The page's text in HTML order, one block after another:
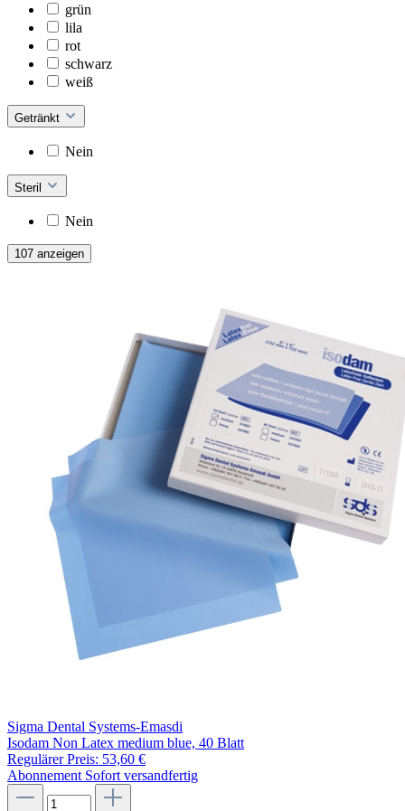
grün
lila
rot
schwarz
weiß
Getränkt
Nein
Steril
Nein
107 anzeigen
Sigma Dental Systems-Emasdi
Isodam Non Latex medium blue, 40 Blatt
Regulärer Preis: 53,60 €
Abonnement Sofort versandfertig